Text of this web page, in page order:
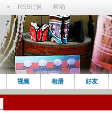
RSS订阅 帮助
视频 相册 好友